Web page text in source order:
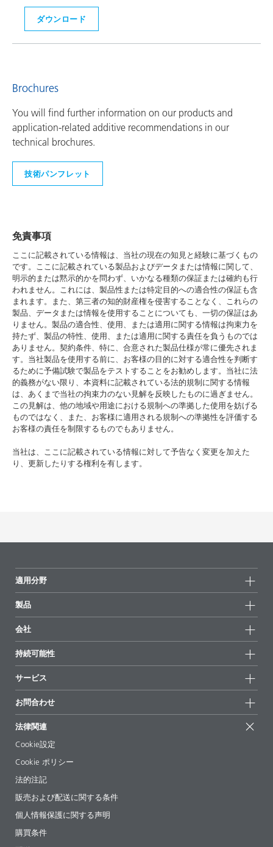
ダウンロード
Brochures
You will find further information on our products and
application-related additive recommendations in our
technical brochures.
技術パンフレット
免責事項
ここに記載されている情報は、当社の現在の知見と経験に基づくもの
です。ここに記載されている製品およびデータまたは情報に関して、
明示的または黙示的かを問わず、いかなる種類の保証または確約も行
われません。これには、製品性または特定目的への適合性の保証も含
まれます。また、第三者の知的財産権を侵害することなく、これらの
製品、データまたは情報を使用することについても、一切の保証はあ
りません。製品の適合性、使用、または適用に関する情報は拘束力を
持たず、製品の特性、使用、または適用に関する責任を負うものでは
ありません。契約条件、特に、合意された製品仕様が常に優先されま
す。当社製品を使用する前に、お客様の目的に対する適合性を判断す
るために予備試験で製品をテストすることをお勧めします。当社に法
的義務がない限り、本資料に記載されている法的規制に関する情報
は、あくまで当社の拘束力のない見解を反映したものに過ぎません。
この見解は、他の地域や用途における規制への準拠した使用を妨げる
ものではなく、また、お客様に適用される規制への準拠性を評価する
お客様の責任を制限するものでもありません。
当社は、ここに記載されている情報に対して予告なく変更を加えた
り、更新したりする権利を有します。
適用分野
製品
全製品
ハイライト
会社
ニュース
拠点と販売代理店
展示会 & イベント
経営陣
持続可能性
持続可能な製品
サクセスストーリー
EcoVadis
証明書
サービス
配合の出発点
論文記事
ebooks(電子書籍)
法令情報
添加剤ガイドアプリ
ビデオ
ダウンロード
お問合わせ
法律関連
Cookie設定
Cookie ポリシー
法的注記
販売および配送に関する条件
個人情報保護に関する声明
購買条件